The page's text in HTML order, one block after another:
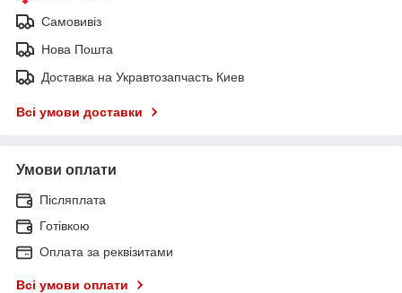
Самовивіз
Нова Пошта
Доставка на Укравтозапчасть Киев
Всі умови доставки
Умови оплати
Післяплата
Готівкою
Оплата за реквізитами
Всі умови оплати